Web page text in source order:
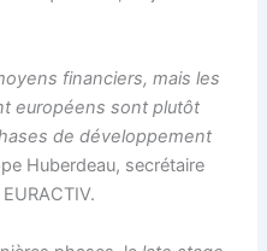
financiers, mais les
européens sont plutôt
de développement
Huberdeau, secrétaire